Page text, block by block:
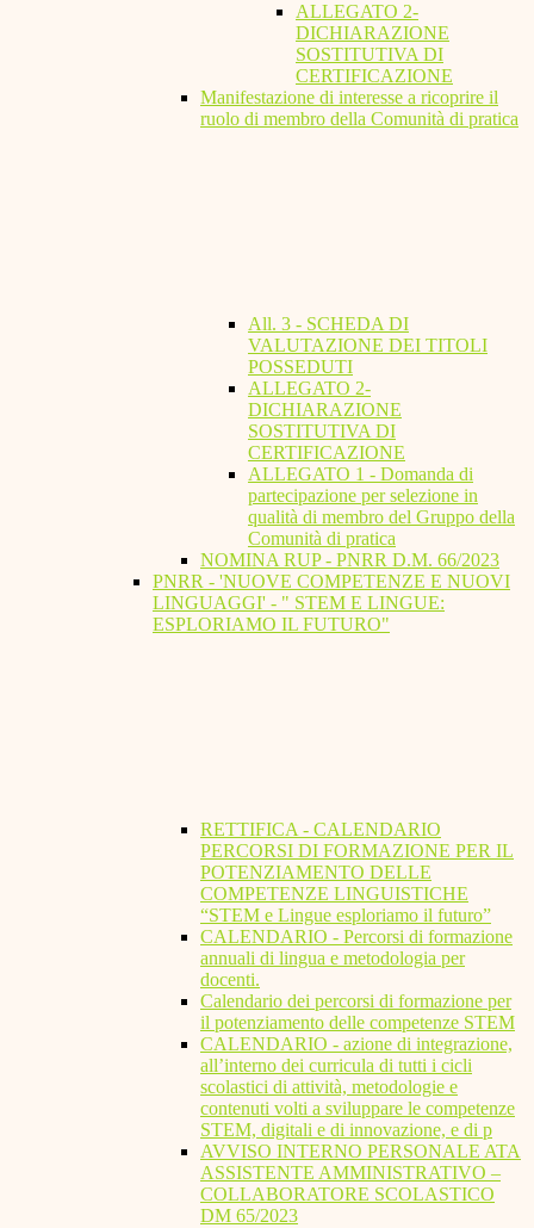
ALLEGATO 2-
DICHIARAZIONE
SOSTITUTIVA DI
CERTIFICAZIONE
Manifestazione di interesse a ricoprire il
ruolo di membro della Comunità di pratica
All. 3 - SCHEDA DI
VALUTAZIONE DEI TITOLI
POSSEDUTI
ALLEGATO 2-
DICHIARAZIONE
SOSTITUTIVA DI
CERTIFICAZIONE
ALLEGATO 1 - Domanda di
partecipazione per selezione in
qualità di membro del Gruppo della
Comunità di pratica
NOMINA RUP - PNRR D.M. 66/2023
PNRR - 'NUOVE COMPETENZE E NUOVI
LINGUAGGI' - " STEM E LINGUE:
ESPLORIAMO IL FUTURO"
RETTIFICA - CALENDARIO
PERCORSI DI FORMAZIONE PER IL
POTENZIAMENTO DELLE
COMPETENZE LINGUISTICHE
“STEM e Lingue esploriamo il futuro”
CALENDARIO - Percorsi di formazione
annuali di lingua e metodologia per
docenti.
Calendario dei percorsi di formazione per
il potenziamento delle competenze STEM
CALENDARIO - azione di integrazione,
all’interno dei curricula di tutti i cicli
scolastici di attività, metodologie e
contenuti volti a sviluppare le competenze
STEM, digitali e di innovazione, e di p
AVVISO INTERNO PERSONALE ATA
ASSISTENTE AMMINISTRATIVO –
COLLABORATORE SCOLASTICO
DM 65/2023